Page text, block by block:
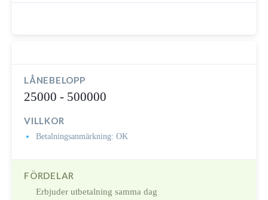
LÅNEBELOPP
25000 - 500000
VILLKOR
Betalningsanmärkning: OK
FÖRDELAR
Erbjuder utbetalning samma dag